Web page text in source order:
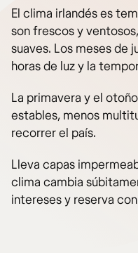
El clima irlandés es
son frescos y
suaves. Los meses de
horas de luz y la
La primavera y el
estables, menos
recorrer el país.
Lleva capas
clima cambia
intereses y reserva